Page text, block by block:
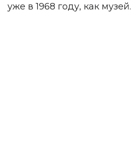
уже в 1968 году, как музей.